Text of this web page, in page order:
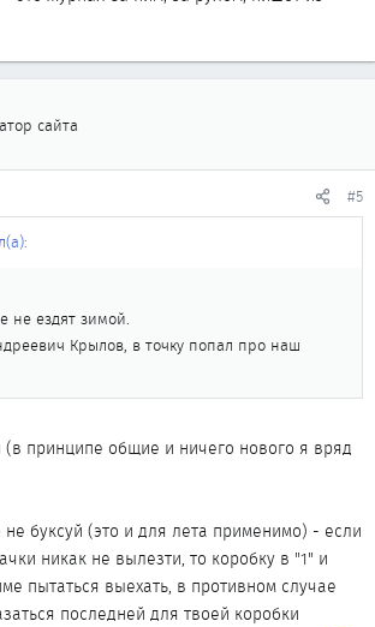
сайта
#5
не ездят зимой.
Крылов, в точку попал про наш
принципе общие и ничего нового я вряд
буксуй (это и для лета применимо) - если
никак не вылезти, то коробку в "1" и
пытаться выехать, в противном случае
последней для твоей коробки